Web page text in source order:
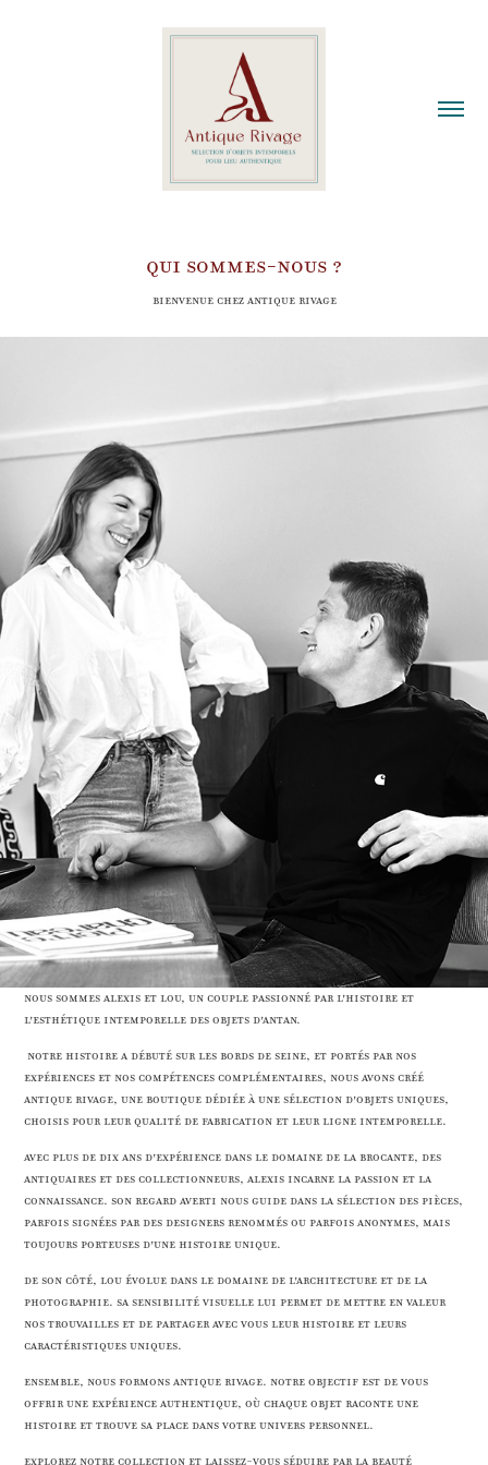
QUI SOMMES-NOUS ?
Bienvenue chez Antique Rivage
Nous sommes Alexis et Lou, un couple passionné par l'histoire et
l'esthétique intemporelle des objets d'antan.
Notre histoire a débuté sur les bords de Seine, et portés par nos
expériences et nos compétences complémentaires, nous avons créé
Antique Rivage, une boutique dédiée à une sélection d'objets uniques,
choisis pour leur qualité de fabrication et leur ligne intemporelle.
Avec plus de dix ans d'expérience dans le domaine de la brocante, des
antiquaires et des collectionneurs, Alexis incarne la passion et LA
CONNAISSANCE. Son regard averti nous guide dans la sélection des pièces,
parfois signées par des designers renommés ou parfois anonymes, mais
toujours porteuses d'une histoire unique.
De son côté, Lou évolue dans le domaine de l'architecture et de la
photographie. Sa sensibilité visuelle lui permet de mettre en valeur
nos trouvailles et de partager avec vous leur histoire et leurs
caractéristiques uniques.
Ensemble, nous formons Antique Rivage. Notre objectif est de vous
offrir une expérience authentique, où chaque objet raconte une
histoire et trouve sa place dans votre univers personnel.
Explorez notre collection et laissez-vous séduire par la beauté